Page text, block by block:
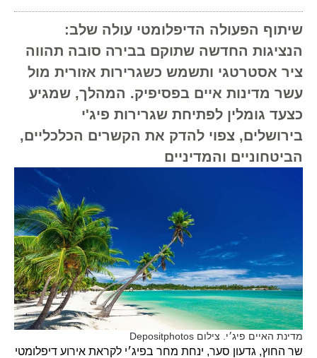
שיתוף הפעולה הדיפלומטי עולה שלב:
הנציגות החדשה שתוקם בבירה סובה תהווה
ציר אסטרטגי ותשמש כשגרירות אזורית מול
עשר מדינות איים בפסיפיק. המהלך, שמגיע
כצעד גומלין לפתיחת שגרירות פיג'י
בירושלים, צפוי להדק את הקשרים הכלכליים,
הביטחוניים והמדיניים
מדינת האיים פיג׳י. צילום Depositphotos
שר החוץ, גדעון סער, ינחת מחר בפיג׳י לקראת אירוע דיפלומטי